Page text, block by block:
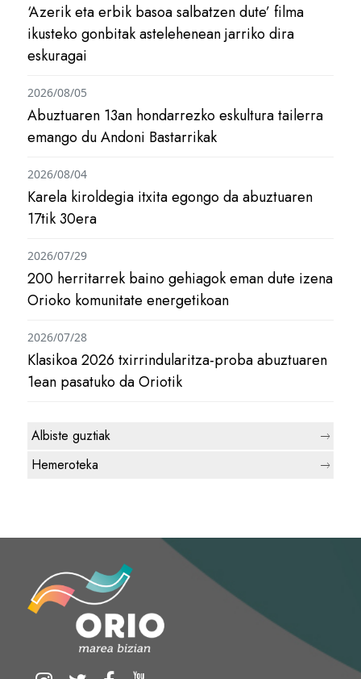
‘Azerik eta erbik basoa salbatzen dute’ filma
ikusteko gonbitak astelehenean jarriko dira
eskuragai
Abuztuaren 13an hondarrezko eskultura tailerra
emango du Andoni Bastarrikak
2026/08/05
Karela kiroldegia itxita egongo da abuztuaren
17tik 30era
2026/08/04
200 herritarrek baino gehiagok eman dute izena
Orioko komunitate energetikoan
2026/07/29
Klasikoa 2026 txirrindularitza-proba abuztuaren
1ean pasatuko da Oriotik
2026/07/28
Albiste guztiak
Hemeroteka